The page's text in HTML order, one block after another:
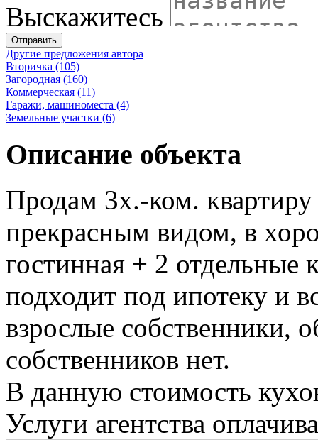
Выскажитесь
Отправить
Другие предложения автора
Вторичка (105)
Загородная (160)
Коммерческая (11)
Гаражи, машиноместа (4)
Земельные участки (6)
Описание объекта
Продам 3х.-ком.
прекрасным видом, в
гостинная + 2
подходит под ипотеку и
взрослые собственники,
собственников нет.
В данную стоимость
Услуги агентства